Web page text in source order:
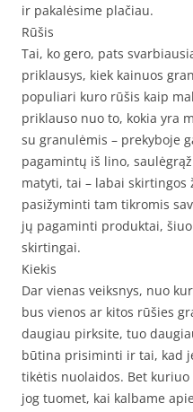
ir pakalėsime plačiau.
Rūšis
Tai, ko gero, pats
priklausys, kiek kainuos
populiari kuro rūšis kaip
priklauso nuo to, kokia yra
su granulėmis – prekyboje
pagamintų iš lino,
matyti, tai – labai skirtingos
pasižyminti tam tikromis
jų pagaminti produktai,
skirtingai.
Kiekis
Dar vienas veiksnys, nuo
bus vienos ar kitos rūšies
daugiau pirksite, tuo
būtina prisiminti ir tai, kad
tikėtis nuolaidos. Bet
jog tuomet, kai kalbame